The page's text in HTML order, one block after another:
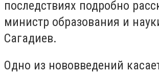
последствиях подробно
министр образования и
Сагадиев.
Одно из нововведений